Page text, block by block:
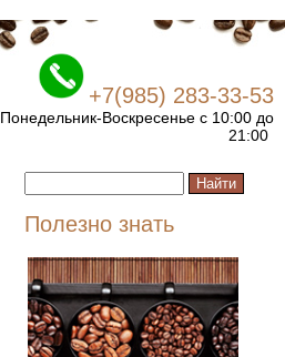
+7(985) 283-33-53
Понедельник-Воскресенье с 10:00 до
21:00
Полезно знать